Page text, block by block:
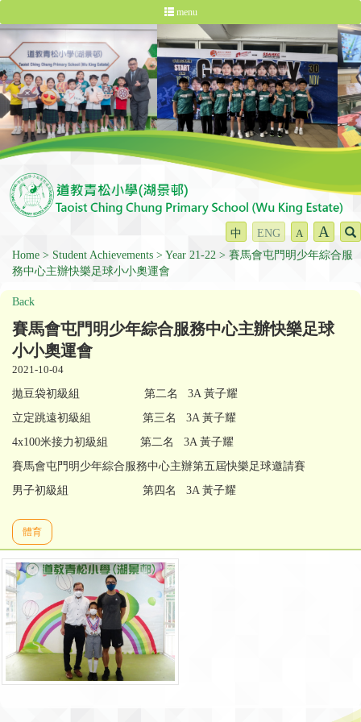
menu
中 ENG A A
Home Student Achievements Year 21-22
賽馬會屯門明少年綜合服
務中心主辦快樂足球小小奧運會
Back
賽馬會屯門明少年綜合服務中心主辦快樂足球
小小奧運會
2021-10-04
拋豆袋初級組 第二名 3A 黃子耀
立定跳遠初級組 第三名 3A 黃子耀
4x100米接力初級組 第二名 3A 黃子耀
賽馬會屯門明少年綜合服務中心主辦第五屆快樂足球邀請賽
男子初級組 第四名 3A 黃子耀
體育